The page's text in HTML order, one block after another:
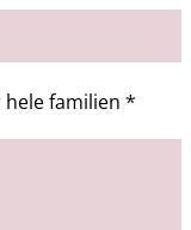
familien *